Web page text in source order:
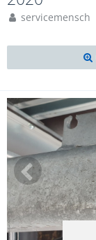
servicemensch